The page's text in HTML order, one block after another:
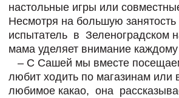
настольные игры или
Несмотря на большую
испытатель в Зеленоградском
мама уделяет внимание каждому
– С Сашей мы вместе
любит ходить по магазинам
любимое какао, она